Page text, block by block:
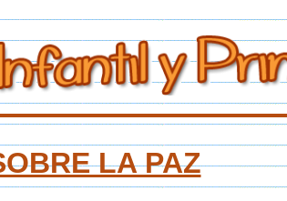
LA PAZ